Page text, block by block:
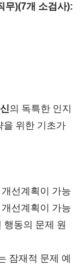
무)(7개 소검사):
의 독특한 인지
을 위한 기초가
선계획이 가능
선계획이 가능
동의 문제 원
잠재적 문제 예